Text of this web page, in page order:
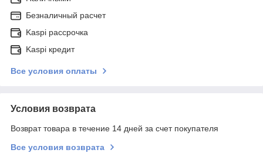
Безналичный расчет
Kaspi рассрочка
Kaspi кредит
Все условия оплаты
Условия возврата
Возврат товара в течение 14 дней за счет покупателя
Все условия возврата